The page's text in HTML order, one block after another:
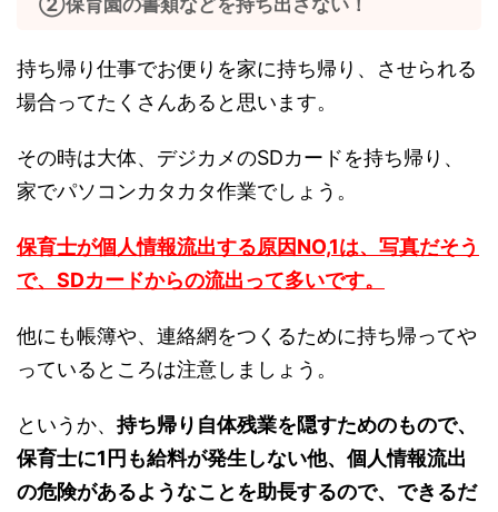
②保育園の書類などを持ち出さない！
持ち帰り仕事でお便りを家に持ち帰り、させられる
場合ってたくさんあると思います。
その時は大体、デジカメのSDカードを持ち帰り、
家でパソコンカタカタ作業でしょう。
保育士が個人情報流出する原因NO,1は、写真だそう
で、SDカードからの流出って多いです。
他にも帳簿や、連絡網をつくるために持ち帰ってや
っているところは注意しましょう。
というか、 持ち帰り自体残業を隠すためのもので、
保育士に1円も給料が発生しない他、個人情報流出
の危険があるようなことを助長するので、できるだ